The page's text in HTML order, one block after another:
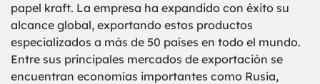
papel kraft. La empresa ha expandido con éxito su
alcance global, exportando estos productos
especializados a más de 50 países en todo el mundo.
Entre sus principales mercados de exportación se
encuentran economías importantes como Rusia,